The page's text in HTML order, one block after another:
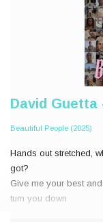
David Guetta
Beautiful People (2025)
Hands out stretched,
got?
Give me your best
turn you down